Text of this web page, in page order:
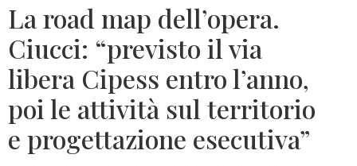
La road map dell’opera.
Ciucci: “previsto il via
libera Cipess entro l’anno,
poi le attività sul territorio
e progettazione esecutiva”